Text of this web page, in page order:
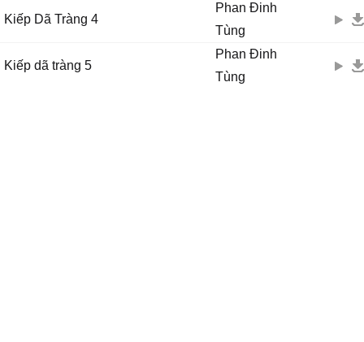
Kiếp Dã Tràng 4
Phan Đinh
Tùng
Kiếp dã tràng 5
Phan Đinh
Tùng